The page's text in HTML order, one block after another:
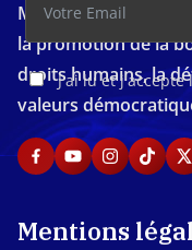
J'ai lu et j'accepte
Média
la promotion de la
droits humains, la
valeurs
Mentions